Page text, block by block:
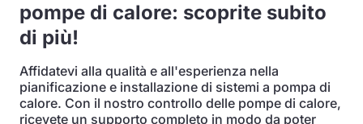
pompe di calore: scoprite subito
di più!
Affidatevi alla qualità e all'esperienza nella
pianificazione e installazione di sistemi a pompa di
calore. Con il nostro controllo delle pompe di calore,
ricevete un supporto completo in modo da poter